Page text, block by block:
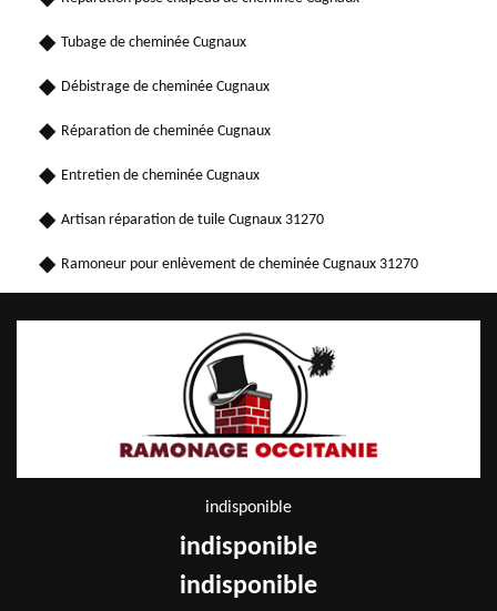
Tubage de cheminée Cugnaux
Débistrage de cheminée Cugnaux
Réparation de cheminée Cugnaux
Entretien de cheminée Cugnaux
Artisan réparation de tuile Cugnaux 31270
Ramoneur pour enlèvement de cheminée Cugnaux 31270
indisponible
indisponible
indisponible